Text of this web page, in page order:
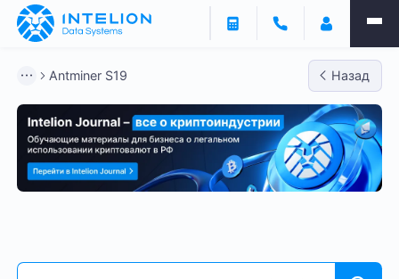
Antminer S19 Назад
Фильтры
Готовый бизнес
Контейнеры